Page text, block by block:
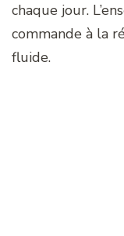
chaque jour.
commande à la
fluide.